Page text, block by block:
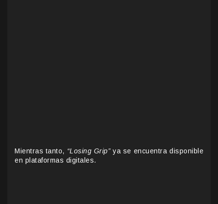
Mientras tanto, “Losing Grip” ya se encuentra disponible
en plataformas digitales.